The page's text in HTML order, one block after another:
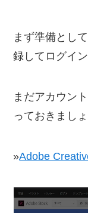
まず準備とし
録してログイ
まだアカウン
っておきましょ
»Adobe